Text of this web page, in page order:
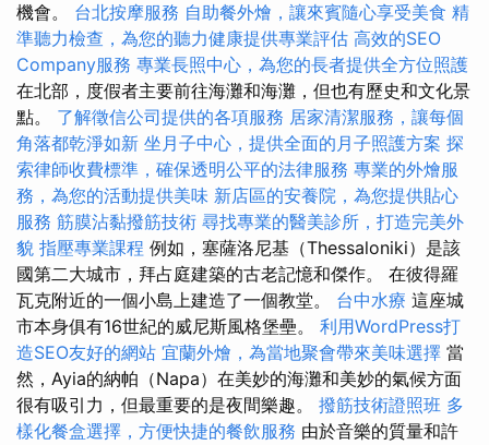
機會。 台北按摩服務 自助餐外燴，讓來賓隨心享受美食 精
準聽力檢查，為您的聽力健康提供專業評估 高效的SEO
Company服務 專業長照中心，為您的長者提供全方位照護
在北部，度假者主要前往海灘和海灘，但也有歷史和文化景
點。 了解徵信公司提供的各項服務 居家清潔服務，讓每個
角落都乾淨如新 坐月子中心，提供全面的月子照護方案 探
索律師收費標準，確保透明公平的法律服務 專業的外燴服
務，為您的活動提供美味 新店區的安養院，為您提供貼心
服務 筋膜沾黏撥筋技術 尋找專業的醫美診所，打造完美外
貌 指壓專業課程 例如，塞薩洛尼基（Thessaloniki）是該
國第二大城市，拜占庭建築的古老記憶和傑作。 在彼得羅
瓦克附近的一個小島上建造了一個教堂。 台中水療 這座城
市本身俱有16世紀的威尼斯風格堡壘。 利用WordPress打
造SEO友好的網站 宜蘭外燴，為當地聚會帶來美味選擇 當
然，Ayia的納帕（Napa）在美妙的海灘和美妙的氣候方面
很有吸引力，但最重要的是夜間樂趣。 撥筋技術證照班 多
樣化餐盒選擇，方便快捷的餐飲服務 由於音樂的質量和許